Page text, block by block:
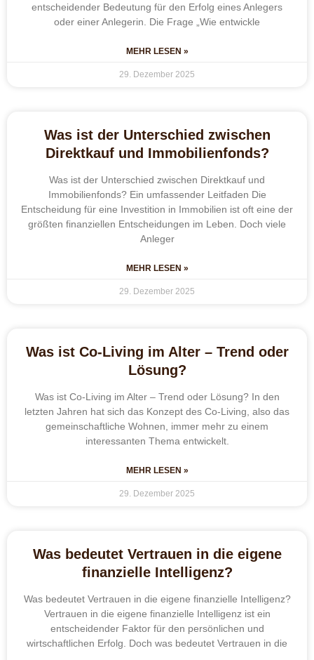
entscheidender Bedeutung für den Erfolg eines Anlegers
oder einer Anlegerin. Die Frage „Wie entwickle
MEHR LESEN »
29. Dezember 2025
Was ist der Unterschied zwischen
Direktkauf und Immobilienfonds?
Was ist der Unterschied zwischen Direktkauf und
Immobilienfonds? Ein umfassender Leitfaden Die
Entscheidung für eine Investition in Immobilien ist oft eine der
größten finanziellen Entscheidungen im Leben. Doch viele
Anleger
MEHR LESEN »
29. Dezember 2025
Was ist Co-Living im Alter – Trend oder
Lösung?
Was ist Co-Living im Alter – Trend oder Lösung? In den
letzten Jahren hat sich das Konzept des Co-Living, also das
gemeinschaftliche Wohnen, immer mehr zu einem
interessanten Thema entwickelt.
MEHR LESEN »
29. Dezember 2025
Was bedeutet Vertrauen in die eigene
finanzielle Intelligenz?
Was bedeutet Vertrauen in die eigene finanzielle Intelligenz?
Vertrauen in die eigene finanzielle Intelligenz ist ein
entscheidender Faktor für den persönlichen und
wirtschaftlichen Erfolg. Doch was bedeutet Vertrauen in die